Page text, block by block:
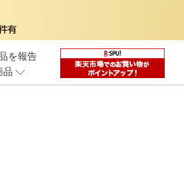
を報告
品